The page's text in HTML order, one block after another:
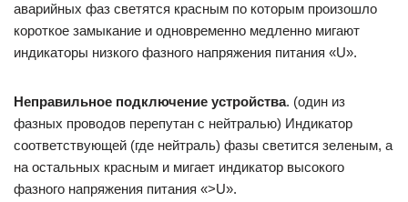
аварийных фаз светятся красным по которым произошло
короткое замыкание и одновременно медленно мигают
индикаторы низкого фазного напряжения питания «U».
Неправильное подключение устройства. (один из
фазных проводов перепутан с нейтралью) Индикатор
соответствующей (где нейтраль) фазы светится зеленым, а
на остальных красным и мигает индикатор высокого
фазного напряжения питания «>U».